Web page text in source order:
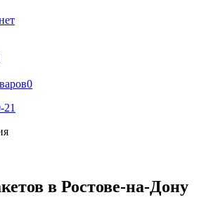
0
21
в Ростове-на-Дону